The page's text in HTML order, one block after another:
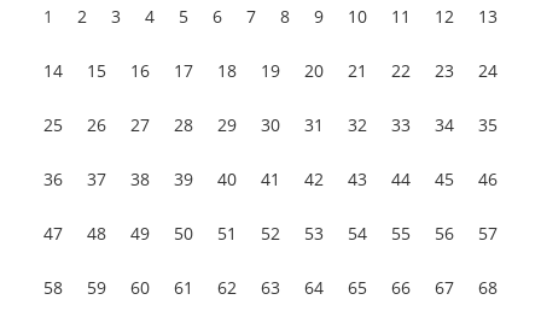
1 2 3 4 5 6 7 8 9 10 11 12 13
14 15 16 17 18 19 20 21 22 23 24
25 26 27 28 29 30 31 32 33 34 35
36 37 38 39 40 41 42 43 44 45 46
47 48 49 50 51 52 53 54 55 56 57
58 59 60 61 62 63 64 65 66 67 68